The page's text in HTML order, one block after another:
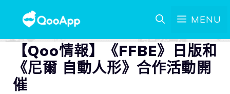
MENU
【Qoo情報】《FFBE》日版和
《尼爾 自動人形》合作活動開
催